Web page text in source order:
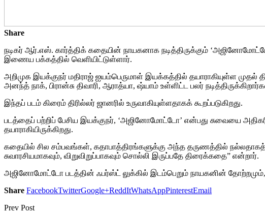
Share
நடிகர் ஆர்.எஸ். கார்த்திக் கதையின் நாயகனாக நடித்திருக்கும்
இணைய பக்கத்தில் வெளியிட்டுள்ளார்.
அறிமுக இயக்குநர் மதிராஜ் ஐயம்பெருமாள் இயக்கத்தில் தயாராகியுள்ள முதல்
அனந்த் நாக், பிரான்சு திவாரி, ஆராத்யா, ஷ்யாம் உள்ளிட்ட பலர்
இந்தப் படம் கிரைம் திரில்லர் ஜானரில் உருவாகியுள்ளதாகக் கூறப்படுகிறது.
படத்தைப் பற்றிப் பேசிய இயக்குநர், ‘அஜினோமோட்டோ’ என்பது சுவையை
தயாராகியிருக்கிறது.
கதையில் சில சம்பவங்கள், கதாபாத்திரங்களுக்கு அந்த தருணத்தில்
சுவாரசியமாகவும், விறுவிறுப்பாகவும் சொல்லி இருப்பதே திரைக்கதை” என்றார்.
அஜினோமோட்டோ படத்தின் ஃபர்ஸ்ட் லுக்கில் இடம்பெறும் நாயகனின்
Share FacebookTwitterGoogle+ReddItWhatsAppPinterestEmail
Prev Post